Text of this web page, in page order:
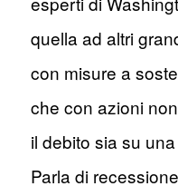
quella ad altri
con misure a
che con azioni
il debito sia su
Parla di